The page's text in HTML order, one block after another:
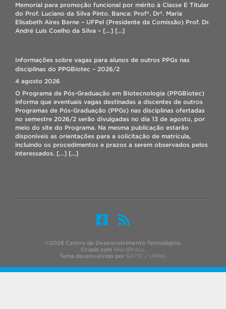
Seleção bolsista IT – Lab. Biopolímeros
Prezados(as)! Lembramos que o período para solicitação de
correção de matrícula on-line acontece de 08 a 09/08/2026,
através do Cobalto no menu: “Aluno – Cadastros – Correção de
matricula”. Durante o período de correção, o aluno poderá fazer
ajustes na matrícula (inclusão e/ou exclusão de disciplinas),
porém a efetivação da matrícula dependerá da existência de […]
Memorial para promoção funcional por mérito à Classe E Titular
do Prof. Luciano da Silva Pinto. Banca: Profª. Drª. Maria
Elisabeth Aires Berne – UFPel (Presidente da Comissão) Prof. Dr.
André Luis Coelho da Silva – […] [...]
Informações sobre vagas para alunos de outros PPGs nas
disciplinas do PPGBiotec – 2026/2
4 agosto 2026
O Programa de Pós-Graduação em Biotecnologia (PPGBiotec)
informa que eventuais vagas destinadas a discentes de outros
Programas de Pós-Graduação (PPGs) nas disciplinas ofertadas
no semestre 2026/2 serão divulgadas no dia 13 de agosto, por
meio do site do Programa. Na mesma publicação estarão
disponíveis as orientações para a solicitação de matrícula,
incluindo os procedimentos e prazos a serem observados pelos
interessados. […] [...]
especialista em melhoramento genético e
biotecnologia de arroz, está participando de uma
das Nações Unidas (ONU) no Panamá, realizada
entre os dias 2 e 8 de agosto. Legenda: Prof. Antônio Costa de
Oliveira com o Vice-Ministro do Ministerio de Desarrollo Agrario
do Panamá (MIDA), durante missão pela Organização das […]
©2026 Centro de Desenvolvimento Tecnológico.
Criado com WordPress.
Tema desenvolvido por SGTIC / UFPel.